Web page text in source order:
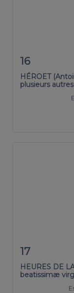
16
HÉROET
plusieurs
17
HEURES DE
beatissimæ